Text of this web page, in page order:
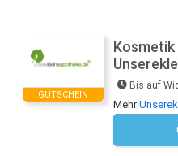
GUTSCHEIN
Kosmetik
Bis auf
Mehr